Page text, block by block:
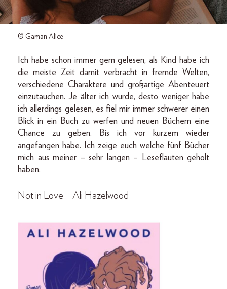
© Gaman Alice
Ich habe schon immer gern gelesen, als Kind habe ich
die meiste Zeit damit verbracht in fremde Welten,
verschiedene Charaktere und großartige Abenteuert
einzutauchen. Je älter ich wurde, desto weniger habe
ich allerdings gelesen, es fiel mir immer schwerer einen
Blick in ein Buch zu werfen und neuen Büchern eine
Chance zu geben. Bis ich vor kurzem wieder
angefangen habe. Ich zeige euch welche fünf Bücher
mich aus meiner – sehr langen – Leseflauten geholt
haben.
Not in Love – Ali Hazelwood